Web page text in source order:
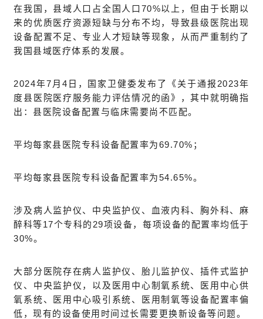
在我国，县域人口占全国人口70%以上，但由于长期以
来的优质医疗资源短缺与分布不均，导致县级医院出现
设备配置不足、专业人才短缺等现象，从而严重制约了
我国县域医疗体系的发展。
2024年7月4日，国家卫健委发布了《关于通报2023年
度县医院医疗服务能力评估情况的函》，其中就明确指
出：县医院设备配置与临床需要尚不匹配。
平均每家县医院专科设备配置率为69.70%；
平均每家县医院专科设备配置率为54.65%。
涉及病人监护仪、中央监护仪、血液内科、胸外科、麻
醉科等17个专科的29项设备，每项设备的配置率均低于
30%。
大部分医院存在病人监护仪、胎儿监护仪、插件式监护
仪、中央监护仪，以及医用中心制氧系统、医用中心供
氧系统、医用中心吸引系统、医用制氧等设备配置率偏
低，现有的设备使用时间过长需要更换新设备等问题。